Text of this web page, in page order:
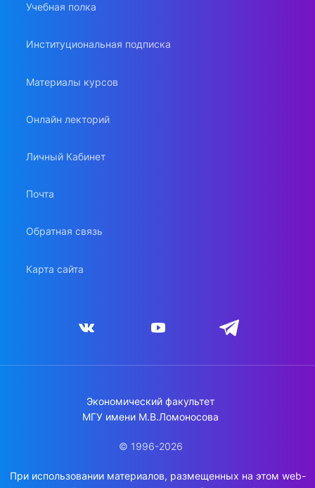
Учебная полка
Институциональная подписка
Материалы курсов
Онлайн лекторий
Личный Кабинет
Почта
Обратная связь
Карта сайта
Экономический факультет
МГУ имени М.В.Ломоносова
© 1996-2026
При использовании материалов, размещенных на этом web-